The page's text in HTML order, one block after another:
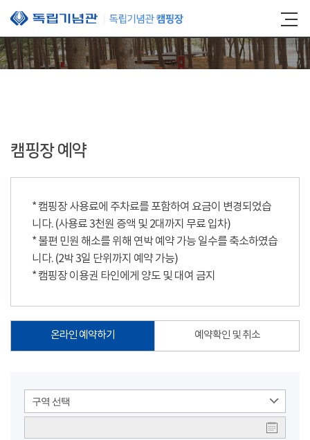
본문 바로가기
캠핑장 예약
* 캠핑장 사용료에 주차료를 포함하여 요금이 변경되었습
니다. (사용료 3천원 증액 및 2대까지 무료 입차)
* 불편 민원 해소를 위해 연박 예약 가능 일수를 축소하였습
니다. (2박 3일 단위까지 예약 가능)
* 캠핑장 이용권 타인에게 양도 및 대여 금지
온라인 예약하기 예약확인 및 취소
구역 선택